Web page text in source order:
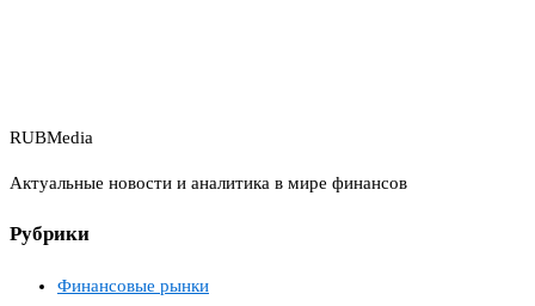
RUBMedia
Актуальные новости и аналитика в мире финансов
Рубрики
Финансовые рынки